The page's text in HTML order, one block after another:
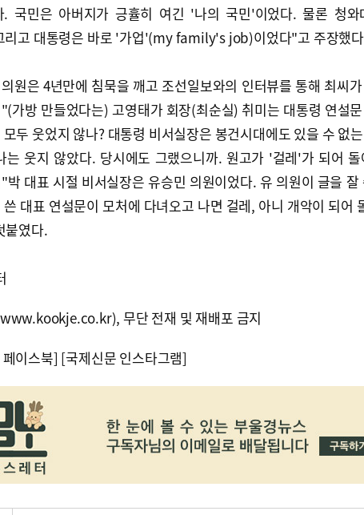
. 국민은 아버지가 긍휼히 여긴 '나의 국민'이었다. 물론 청와
리고 대통령은 바로 '가업'(my family's job)이었다"고 주장했
원은 4년만에 침묵을 깨고 조선일보와의 인터뷰를 통해 최씨
가방 만들었다는) 고영태가 회장(최순실) 취미는 대통령 연설
두 웃었지 않나? 대통령 비서실장은 봉건시대에도 있을 수 없
는 웃지 않았다. 당시에도 그랬으니까. 원고가 '걸레'가 되어 돌
박 대표 시절 비서실장은 유승민 의원이었다. 유 의원이 글을 잘
쓴 대표 연설문이 모처에 다녀오고 나면 걸레, 아니 개악이 되어
붙였다.
무단 전재 및 재배포 금지
이스북] [국제신문 인스타그램]